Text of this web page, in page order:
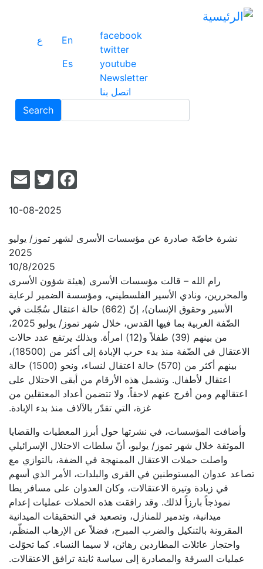
facebook
twitter
youtube
Newsletter
اتصل بنا
En
Es
Search
Search
10-08-2025
نشرة خاصّة صادرة عن مؤسسات الأسرى لشهر تموز/ يوليو
2025
10/8/2025
رام الله – قالت مؤسسات الأسرى (هيئة شؤون الأسرى
والمحررين، ونادي الأسير الفلسطيني، ومؤسسة الضمير لرعاية
الأسير وحقوق الإنسان)، إنّ (662) حالة اعتقال سُجّلت في
الضّفة الغربية بما فيها القدس، خلال شهر تموز/ يوليو 2025،
من بينهم (39) طفلاً و(12) امرأة. وبذلك يرتفع عدد حالات
الاعتقال في الضّفة منذ بدء حرب الإبادة إلى أكثر من (18500)،
بينهم أكثر من (570) حالة اعتقال لنساء، ونحو (1500) حالة
اعتقال لأطفال. وتشمل هذه الأرقام من أبقى الاحتلال على
اعتقالهم ومن أفرج عنهم لاحقاً، ولا تتضمن أعداد المعتقلين من
غزة، التي تقدّر بالآلاف منذ بدء الإبادة.
وأضافت المؤسسات، في نشرتها حول أبرز المعطيات والقضايا
الموثقة خلال شهر تموز/ يوليو، أنّ سلطات الاحتلال الإسرائيلي
واصلت حملات الاعتقال الممنهجة في الضفة، بالتوازي مع
تصاعد عدوان المستوطنين في القرى والبلدات، الأمر الذي أسهم
في زيادة وتيرة الاعتقالات، وكان العدوان على مسافر يطا
نموذجاً بارزاً لذلك. وقد رافقت هذه الحملات عمليات إعدام
ميدانية، وتدمير للمنازل، وتصعيد في التحقيقات الميدانية
المقرونة بالتنكيل والضرب المبرح، فضلاً عن الإرهاب المنظّم،
واحتجاز عائلات المطاردين رهائن، لا سيما النساء. كما تحوّلت
عمليات السرقة والمصادرة إلى سياسة ثابتة ترافق الاعتقالات.